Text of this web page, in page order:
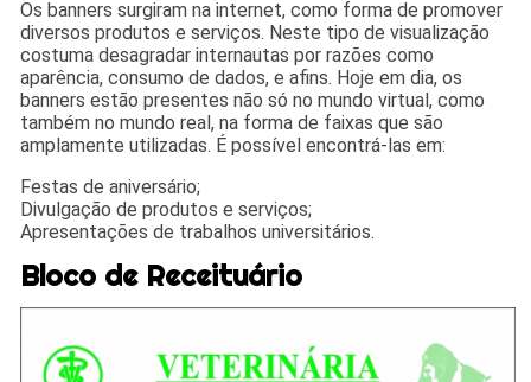
Os banners surgiram na internet, como forma de promover
diversos produtos e serviços. Neste tipo de visualização
costuma desagradar internautas por razões como
aparência, consumo de dados, e afins. Hoje em dia, os
banners estão presentes não só no mundo virtual, como
também no mundo real, na forma de faixas que são
amplamente utilizadas. É possível encontrá-las em:
Festas de aniversário;
Divulgação de produtos e serviços;
Apresentações de trabalhos universitários.
Bloco de Receituário